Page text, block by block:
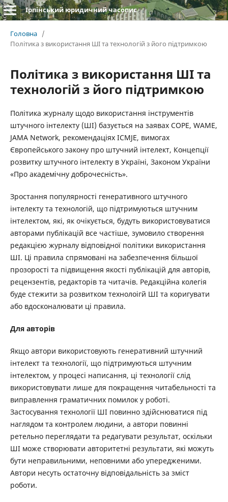
Ірпінський юридичний часопис
Головна /
Політика з використання ШІ та технологій з його підтримкою
Політика з використання ШІ та
технологій з його підтримкою
Політика журналу щодо використання інструментів
штучного інтелекту (ШІ) базується на заявах COPE, WAME,
JAMA Network, рекомендаціях ICMJE, вимогах
Європейського закону про штучний інтелект, Концепції
розвитку штучного інтелекту в Україні, Законом України
«Про академічну доброчесність».
Зростання популярності генеративного штучного
інтелекту та технологій, що підтримуються штучним
інтелектом, які, як очікується, будуть використовуватися
авторами публікацій все частіше, зумовило створення
редакцією журналу відповідної політики використання
ШІ. Ці правила спрямовані на забезпечення більшої
прозорості та підвищення якості публікацій для авторів,
рецензентів, редакторів та читачів. Редакційна колегія
буде стежити за розвитком технолоігй ШІ та коригувати
або вдосконалювати ці правила.
Для авторів
Якщо автори використовують генеративний штучний
інтелект та технології, що підтримуються штучним
інтелектом, у процесі написання, ці технології слід
використовувати лише для покращення читабельності та
виправлення граматичних помилок у роботі.
Застосування технології ШІ повинно здійснюватися під
наглядом та контролем людини, а автори повинні
ретельно переглядати та редагувати результат, оскільки
ШІ може створювати авторитетні результати, які можуть
бути неправильними, неповними або упередженими.
Автори несуть остаточну відповідальність за зміст
роботи.